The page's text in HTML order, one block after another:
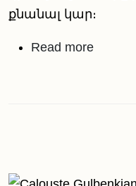
քնանալ կար։
Read moreabout